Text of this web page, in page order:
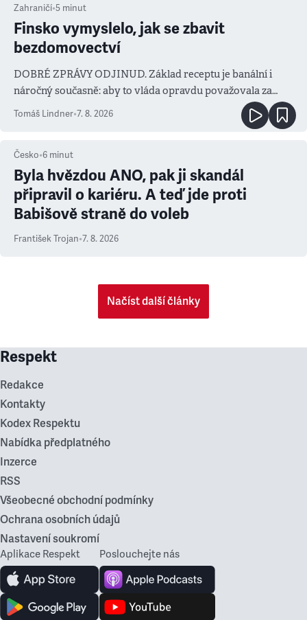
Zahraničí•5 minut
Finsko vymyslelo, jak se zbavit
bezdomovectví
DOBRÉ ZPRÁVY ODJINUD. Základ receptu je banální i
náročný současně: aby to vláda opravdu považovala za
prioritu
Tomáš Lindner•7. 8. 2026
Česko•6 minut
Byla hvězdou ANO, pak ji skandál
připravil o kariéru. A teď jde proti
Babišově straně do voleb
František Trojan•7. 8. 2026
Načíst další články
Respekt
Redakce
Kontakty
Kodex Respektu
Nabídka předplatného
Inzerce
RSS
Všeobecné obchodní podmínky
Ochrana osobních údajů
Nastavení soukromí
Aplikace Respekt Poslouchejte nás